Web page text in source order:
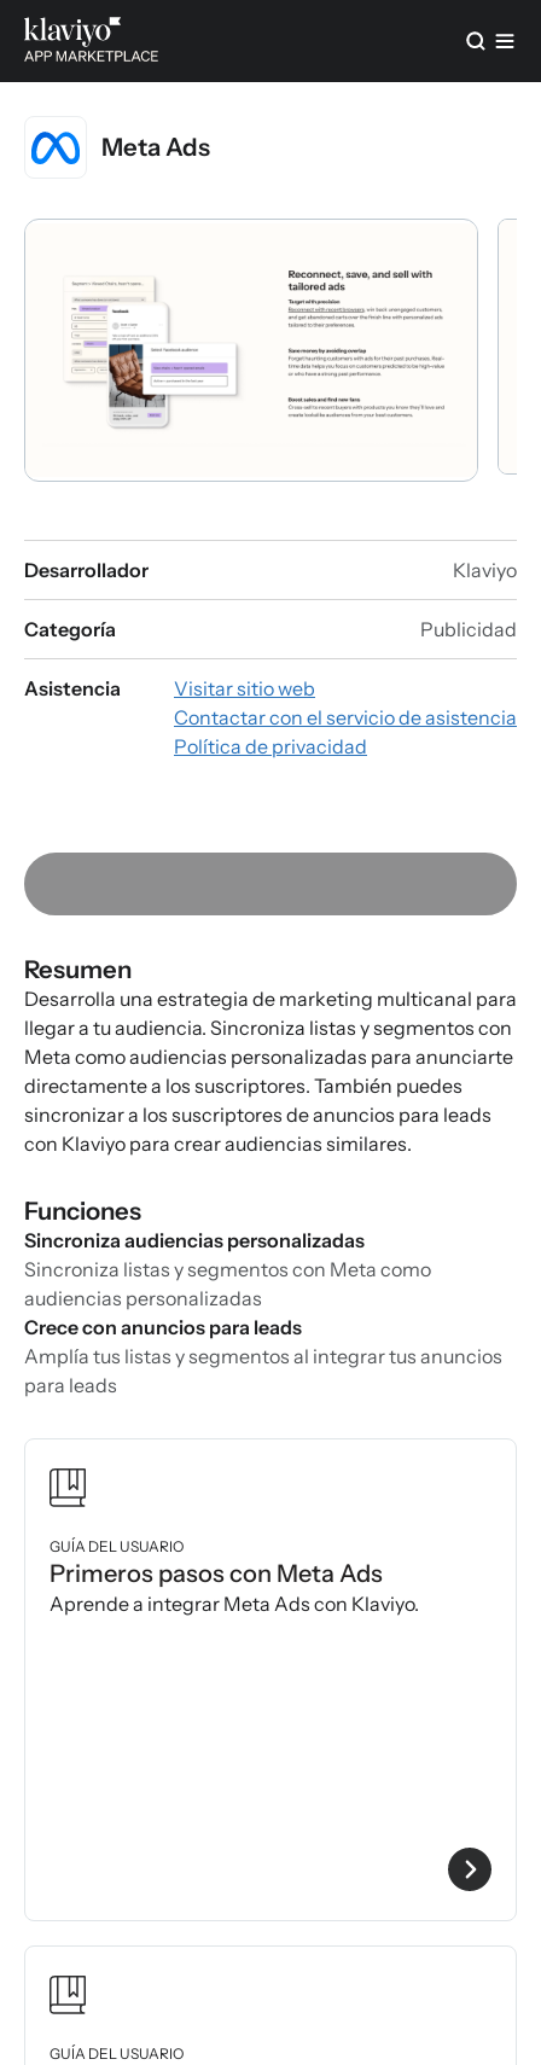
Meta Ads
Desarrollador Klaviyo
Categoría Publicidad
Asistencia
Visitar sitio web
Contactar con el servicio de asistencia
Política de privacidad
Resumen
Desarrolla una estrategia de marketing multicanal para
llegar a tu audiencia. Sincroniza listas y segmentos con
Meta como audiencias personalizadas para anunciarte
directamente a los suscriptores. También puedes
sincronizar a los suscriptores de anuncios para leads
con Klaviyo para crear audiencias similares.
Funciones
Sincroniza audiencias personalizadas
Sincroniza listas y segmentos con Meta como
audiencias personalizadas
Crece con anuncios para leads
Amplía tus listas y segmentos al integrar tus anuncios
para leads
GUÍA DEL USUARIO
Primeros pasos con Meta Ads
Aprende a integrar Meta Ads con Klaviyo.
GUÍA DEL USUARIO